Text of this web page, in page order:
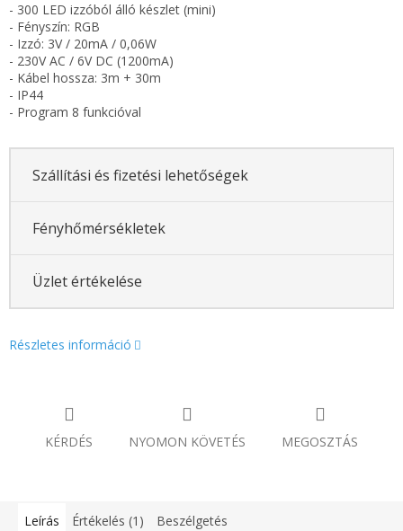
- 300 LED izzóból álló készlet (mini)
- Fényszín: RGB
- Izzó: 3V / 20mA / 0,06W
- 230V AC / 6V DC (1200mA)
- Kábel hossza: 3m + 30m
- IP44
- Program 8 funkcióval
Szállítási és fizetési lehetőségek
Fényhőmérsékletek
Üzlet értékelése
Részletes információ
KÉRDÉS NYOMON KÖVETÉS MEGOSZTÁS
Leírás Értékelés (1) Beszélgetés